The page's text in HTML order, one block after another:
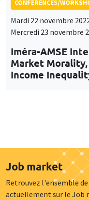
CONFÉRENCES/
Mardi 22 novembre
Mercredi 23 novembre
Iméra-AMSE
Market
Income
Job market
Retrouvez l'ensemble
actuellement sur le Job